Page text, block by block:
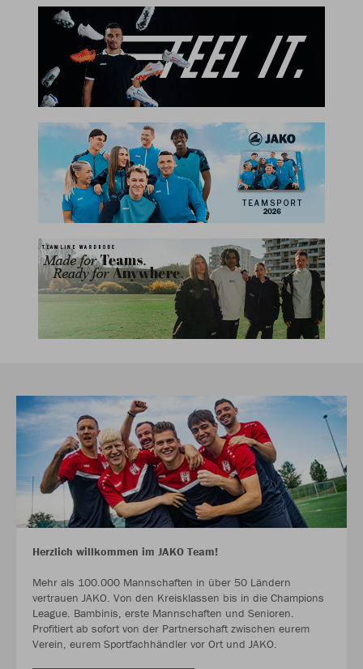
Herzlich willkommen im JAKO Team!
Mehr als 100.000 Mannschaften in über 50 Ländern
vertrauen JAKO. Von den Kreisklassen bis in die Champions
League. Bambinis, erste Mannschaften und Senioren.
Profitiert ab sofort von der Partnerschaft zwischen eurem
Verein, eurem Sportfachhändler vor Ort und JAKO.